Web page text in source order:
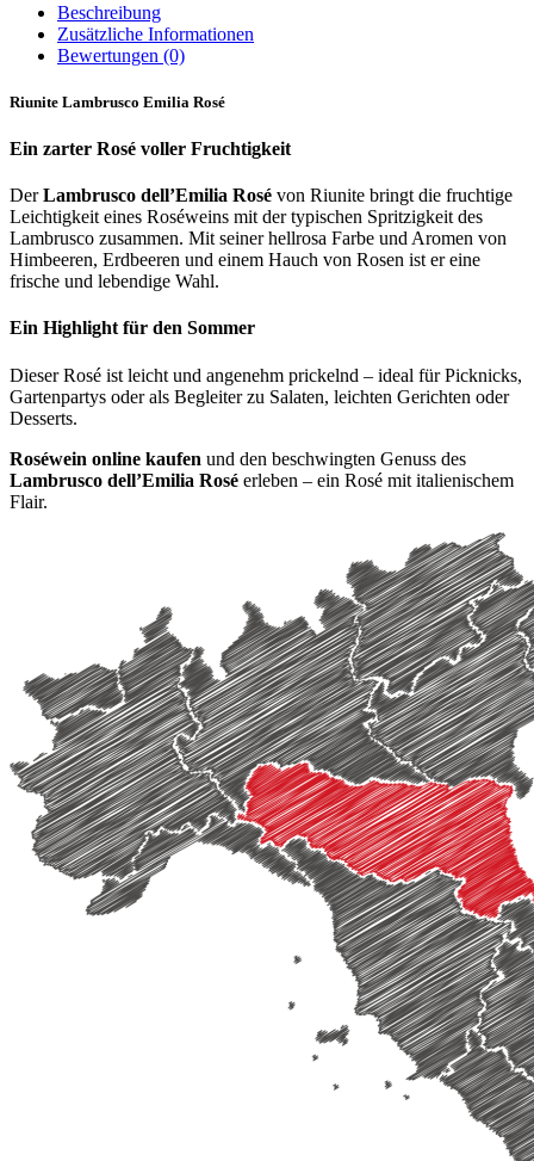
Beschreibung
Zusätzliche Informationen
Bewertungen (0)
Riunite Lambrusco Emilia Rosé
Ein zarter Rosé voller Fruchtigkeit
DerLambrusco dell’Emilia Rosé von Riunite bringt die fruchtige
Leichtigkeit eines Roséweins mit der typischen Spritzigkeit des
Lambrusco zusammen. Mit seiner hellrosa Farbe und Aromen von
Himbeeren, Erdbeeren und einem Hauch von Rosen ist er eine
frische und lebendige Wahl.
Ein Highlight für den Sommer
Dieser Rosé ist leicht und angenehm prickelnd – ideal für Picknicks,
Gartenpartys oder als Begleiter zu Salaten, leichten Gerichten oder
Desserts.
Roséwein online kaufen und den beschwingten Genuss des
Lambrusco dell’Emilia Rosé erleben – ein Rosé mit italienischem
Flair.